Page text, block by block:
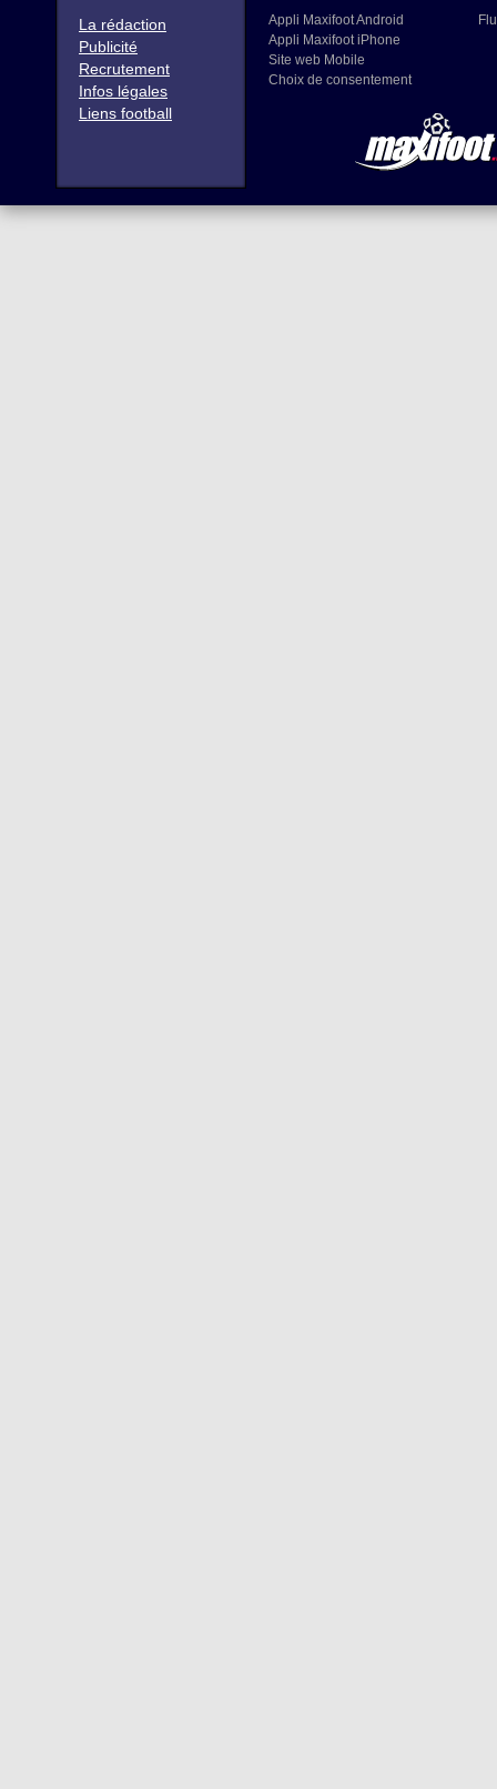
La rédaction
Publicité
Recrutement
Infos légales
Liens football
Appli Maxifoot Android
Appli Maxifoot iPhone
Site web Mobile
Choix de consentement